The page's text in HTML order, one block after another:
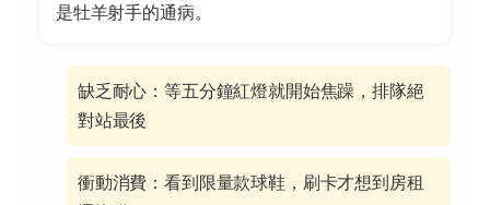
是牡羊射手的通病。
缺乏耐心：等五分鐘紅燈就開始焦躁，排隊絕
對站最後
衝動消費：看到限量款球鞋，刷卡才想到房租